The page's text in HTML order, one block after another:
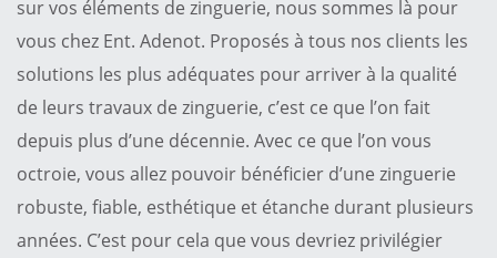
sur vos éléments de zinguerie, nous sommes là pour
vous chez Ent. Adenot. Proposés à tous nos clients les
solutions les plus adéquates pour arriver à la qualité
de leurs travaux de zinguerie, c’est ce que l’on fait
depuis plus d’une décennie. Avec ce que l’on vous
octroie, vous allez pouvoir bénéficier d’une zinguerie
robuste, fiable, esthétique et étanche durant plusieurs
années. C’est pour cela que vous devriez privilégier